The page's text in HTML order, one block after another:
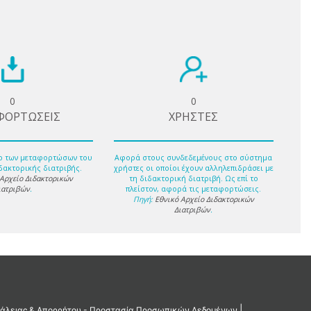
0
των μεταφορτώσων του
διατριβής.
Διδακτορικών
.
0
ΧΡΗΣΤΕΣ
Αφορά στους συνδεδεμένους στο σύστημα
χρήστες οι οποίοι έχουν αλληλεπιδράσει με
τη διδακτορική διατριβή. Ως επί το
πλείστον, αφορά τις μεταφορτώσεις.
Πηγή: Εθνικό Αρχείο Διδακτορικών
Διατριβών.